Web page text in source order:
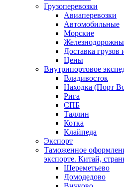
Грузоперевозки
Авиаперевозки
Автомобильные
Морские
Доставка грузов
Цены
Внутрипортовое
Владивосток
Находка (Порт
Рига
СПБ
Таллин
Котка
Клайпеда
Экспорт
Таможенное
экспорте. Китай,
Шереметьево
Домодедово